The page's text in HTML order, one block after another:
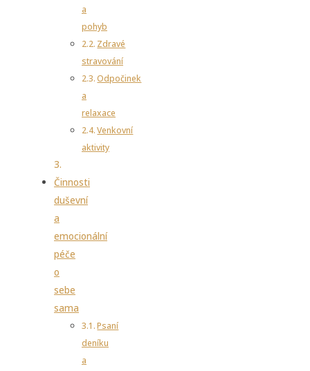
a
pohyb
Zdravé
stravování
Odpočinek
a
relaxace
Venkovní
aktivity
Činnosti
duševní
a
emocionální
péče
o
sebe
sama
Psaní
deníku
a